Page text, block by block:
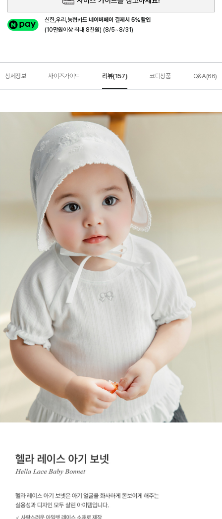
신한,우리,농협카드네이버페이 결제시 5%할인
(10만원이상 최대 8천원) (8/5~8/31)
상세정보 사이즈가이드 리뷰(157) 코디상품 Q&A(66)